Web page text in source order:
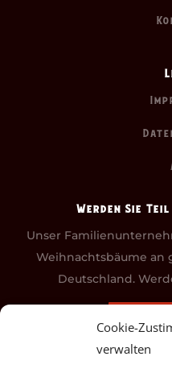
Cookie-
verwalten
Werden Sie
Unser
Weihnachtsbäume an
Deutschland.